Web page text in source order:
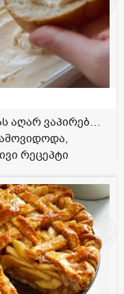
აღარ ვაპირებ…
რეცეპტი